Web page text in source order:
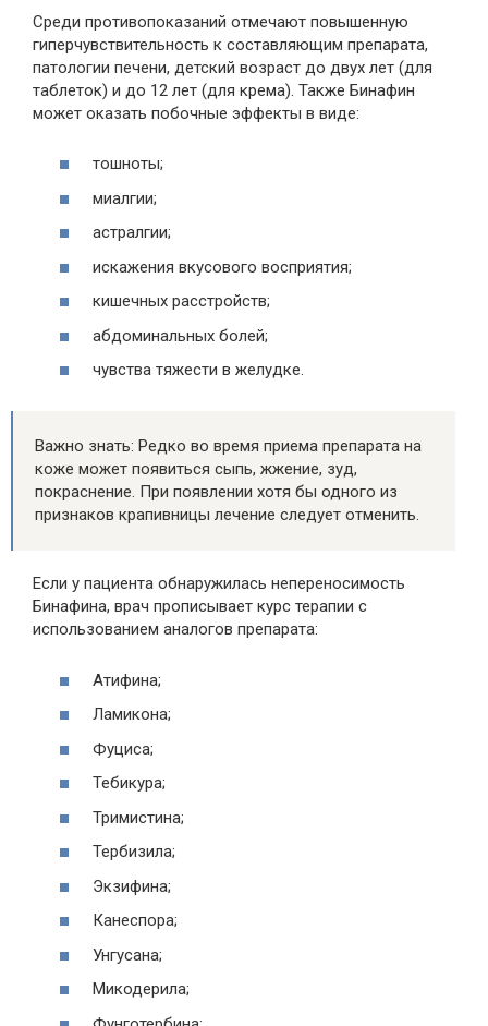
Среди противопоказаний отмечают повышенную
гиперчувствительность к составляющим препарата,
патологии печени, детский возраст до двух лет (для
таблеток) и до 12 лет (для крема). Также Бинафин
может оказать побочные эффекты в виде:
тошноты;
миалгии;
астралгии;
искажения вкусового восприятия;
кишечных расстройств;
абдоминальных болей;
чувства тяжести в желудке.
Важно знать: Редко во время приема препарата на
коже может появиться сыпь, жжение, зуд,
покраснение. При появлении хотя бы одного из
признаков крапивницы лечение следует отменить.
Если у пациента обнаружилась непереносимость
Бинафина, врач прописывает курс терапии с
использованием аналогов препарата:
Атифина;
Ламикона;
Фуциса;
Тебикура;
Тримистина;
Тербизила;
Экзифина;
Канеспора;
Унгусана;
Микодерила;